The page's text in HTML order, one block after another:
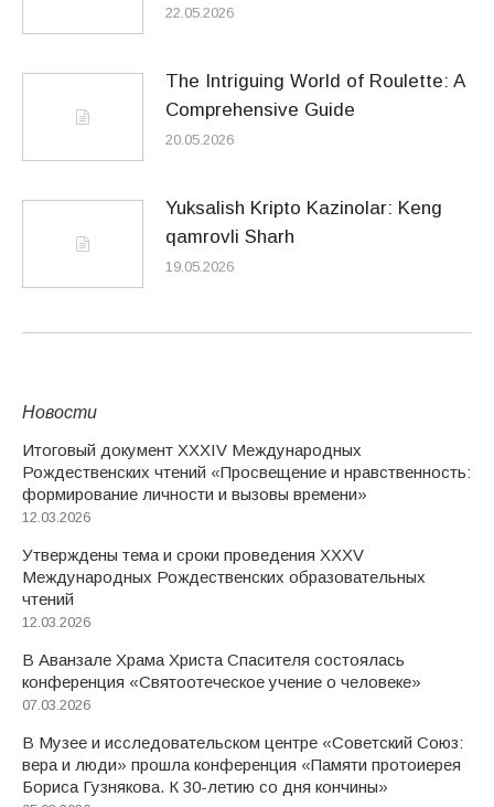
22.05.2026
The Intriguing World of Roulette: A
Comprehensive Guide
20.05.2026
Yuksalish Kripto Kazinolar: Keng
qamrovli Sharh
19.05.2026
Новости
Итоговый документ XXХIV Международных
Рождественских чтений «Просвещение и нравственность:
формирование личности и вызовы времени»
12.03.2026
Утверждены тема и сроки проведения XXXV
Международных Рождественских образовательных
чтений
12.03.2026
В Аванзале Храма Христа Спасителя состоялась
конференция «Святоотеческое учение о человеке»
07.03.2026
В Музее и исследовательском центре «Советский Союз:
вера и люди» прошла конференция «Памяти протоиерея
Бориса Гузнякова. К 30-летию со дня кончины»